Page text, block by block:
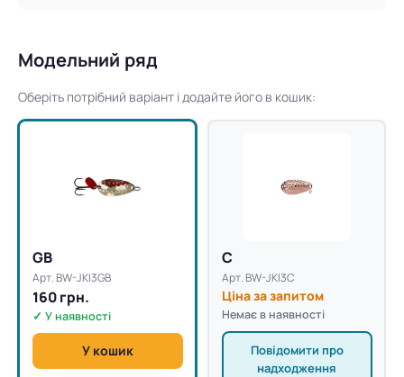
Модельний ряд
Оберіть потрібний варіант і додайте його в кошик:
GB
Арт. BW-JKI3GB
160 грн.
✓ У наявності
У кошик
C
Арт. BW-JKI3C
Ціна за запитом
Немає в наявності
Повідомити про
надходження